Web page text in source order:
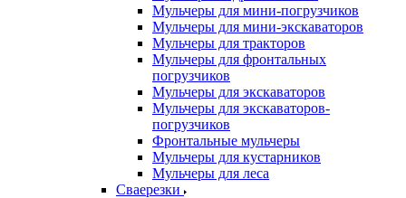
Мульчеры для мини-погрузчиков
Мульчеры для мини-экскаваторов
Мульчеры для тракторов
Мульчеры для фронтальных
погрузчиков
Мульчеры для экскаваторов
Мульчеры для экскаваторов-
погрузчиков
Фронтальные мульчеры
Мульчеры для кустарников
Мульчеры для леса
Сваерезки